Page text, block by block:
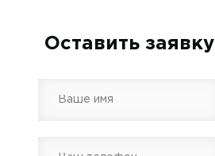
Оставить заявку